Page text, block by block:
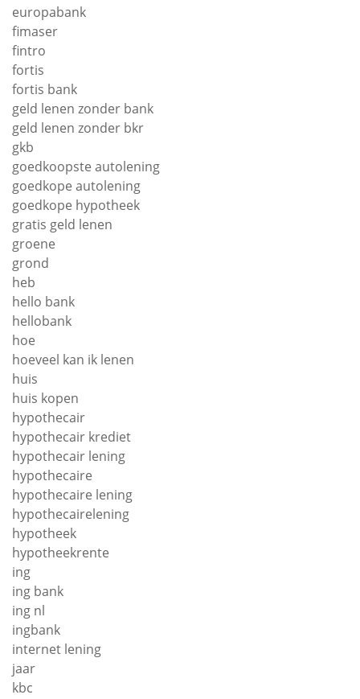
europabank
fimaser
fintro
fortis
fortis bank
geld lenen zonder bank
geld lenen zonder bkr
gkb
goedkoopste autolening
goedkope autolening
goedkope hypotheek
gratis geld lenen
groene
grond
heb
hello bank
hellobank
hoe
hoeveel kan ik lenen
huis
huis kopen
hypothecair
hypothecair krediet
hypothecair lening
hypothecaire
hypothecaire lening
hypothecairelening
hypotheek
hypotheekrente
ing
ing bank
ing nl
ingbank
internet lening
jaar
kbc